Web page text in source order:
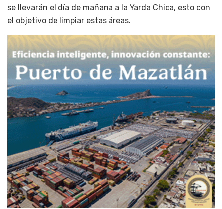
se llevarán el día de mañana a la Yarda Chica, esto con
el objetivo de limpiar estas áreas.